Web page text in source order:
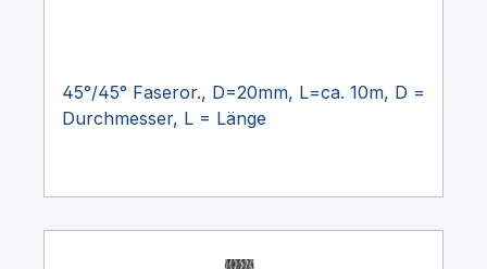
45°/45° Faseror., D=20mm, L=ca. 10m, D =
Durchmesser, L = Länge